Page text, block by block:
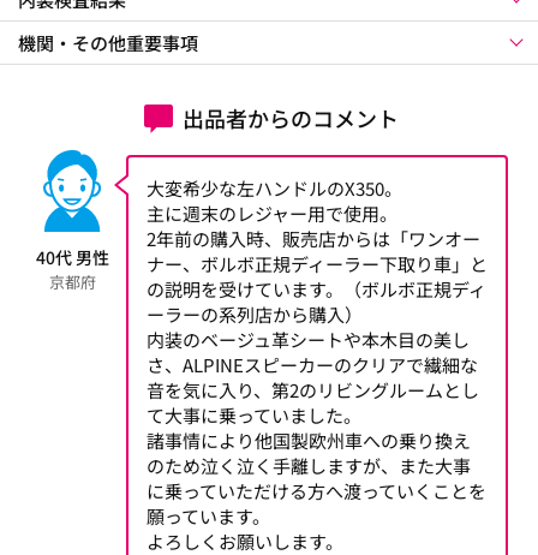
機関・その他重要事項
出品者からのコメント
40代 男性
京都府
大変希少な左ハンドルのX350。
主に週末のレジャー用で使用。
2年前の購入時、販売店からは「ワンオー
ナー、ボルボ正規ディーラー下取り車」と
の説明を受けています。（ボルボ正規ディ
ーラーの系列店から購入）
内装のベージュ革シートや本木目の美し
さ、ALPINEスピーカーのクリアで繊細な
音を気に入り、第2のリビングルームとし
て大事に乗っていました。
諸事情により他国製欧州車への乗り換え
のため泣く泣く手離しますが、また大事
に乗っていただける方へ渡っていくことを
願っています。
よろしくお願いします。